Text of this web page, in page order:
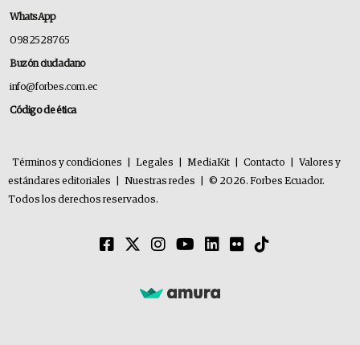
WhatsApp
0982528765
Buzón ciudadano
info@forbes.com.ec
Código de ética
Términos y condiciones Legales MediaKit Contacto
Valores y
estándares editoriales
Nuestras redes
© 2026. Forbes Ecuador.
Todos los derechos reservados.